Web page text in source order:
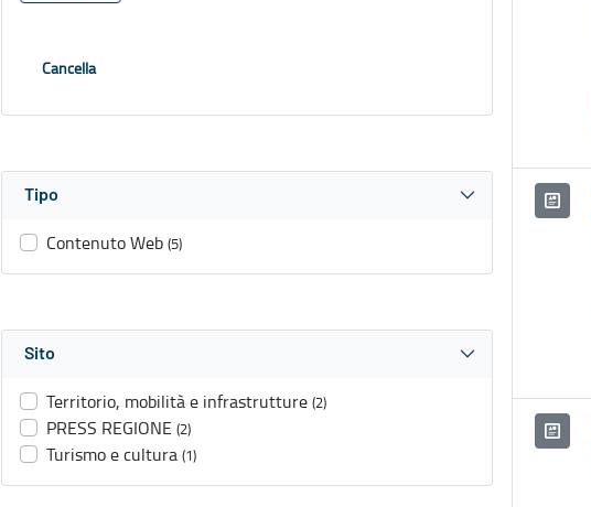
Cancella
Tipo
Contenuto Web (5)
Sito
Territorio, mobilità e infrastrutture (2)
PRESS REGIONE (2)
Turismo e cultura (1)